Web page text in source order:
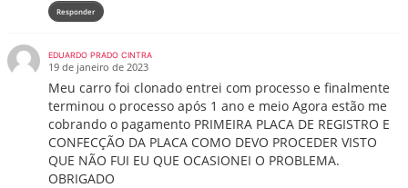
Responder
EDUARDO PRADO CINTRA
19 de janeiro de 2023
Meu carro foi clonado entrei com processo e finalmente
terminou o processo após 1 ano e meio Agora estão me
cobrando o pagamento PRIMEIRA PLACA DE REGISTRO E
CONFECÇÃO DA PLACA COMO DEVO PROCEDER VISTO
QUE NÃO FUI EU QUE OCASIONEI O PROBLEMA.
OBRIGADO